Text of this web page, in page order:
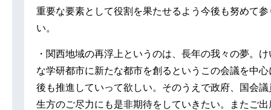
重要な要素として役割を果たせるよう今後も努めて参
い。
・関西地域の再浮上というのは、長年の我々の夢。
な学研都市に新たな都市を創るというこの会議を中心
後も推進していって欲しい。そのうえで政府、国会議
生方のご尽力にも是非期待をしていきたい。またご出